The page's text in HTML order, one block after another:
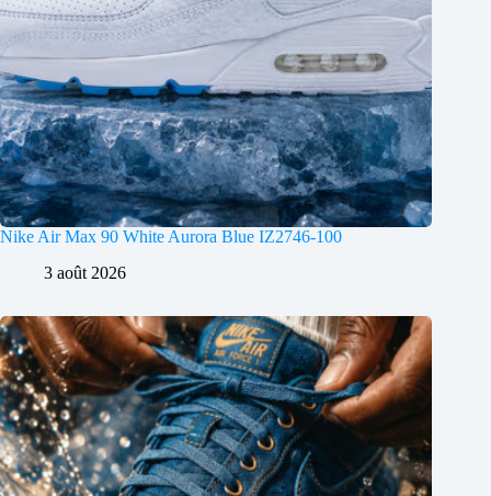
Nike Air Max 90 White Aurora Blue IZ2746-100
3 août 2026